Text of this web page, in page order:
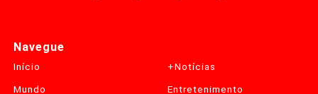
Navegue
Início
+Notícias
Mundo
Entretenimento